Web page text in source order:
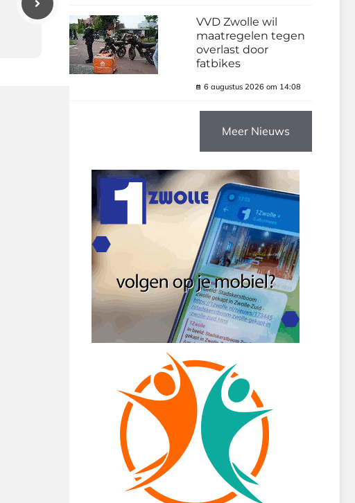
VVD Zwolle wil
maatregelen tegen
overlast door
fatbikes
6 augustus 2026 om 14:08
Meer Nieuws